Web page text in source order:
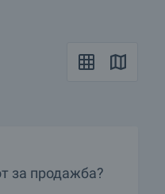
за продажба?